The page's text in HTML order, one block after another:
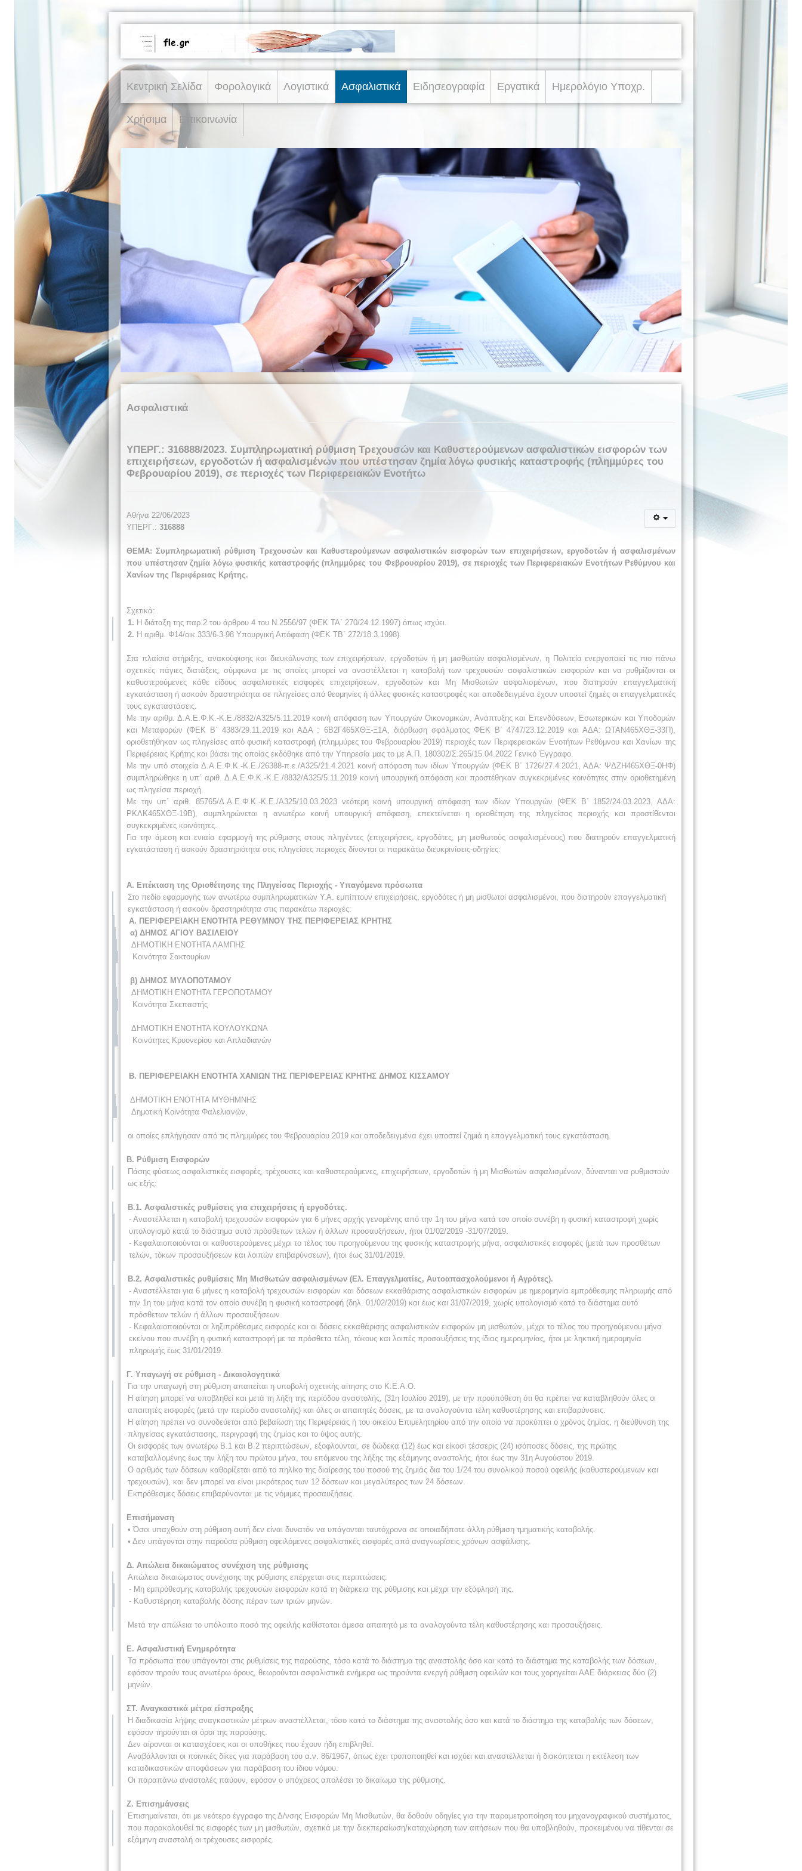
Κεντρική Σελίδα Φορολογικά Λογιστικά Ασφαλιστικά Ειδησεογραφία Εργατικά Ημερολόγιο Υποχρ.
Χρήσιμα Επικοινωνία
Ασφαλιστικά
ΥΠΕΡΓ.: 316888/2023. Συμπληρωματική ρύθμιση Τρεχουσών και Καθυστερούμενων ασφαλιστικών εισφορών των
επιχειρήσεων, εργοδοτών ή ασφαλισμένων που υπέστησαν ζημία λόγω φυσικής καταστροφής (πλημμύρες του
Φεβρουαρίου 2019), σε περιοχές των Περιφερειακών Ενοτήτω
Αθήνα 22/06/2023
ΥΠΕΡΓ .: 316888
ΘΕΜΑ: Συμπληρωματική ρύθμιση Τρεχουσών και Καθυστερούμενων ασφαλιστικών εισφορών των επιχειρήσεων, εργοδοτών ή ασφαλισμένων
που υπέστησαν ζημία λόγω φυσικής καταστροφής (πλημμύρες του Φεβρουαρίου 2019), σε περιοχές των Περιφερειακών Ενοτήτων Ρεθύμνου και
Χανίων της Περιφέρειας Κρήτης.
Σχετικά:
1. Η διάταξη της παρ.2 του άρθρου 4 του Ν.2556/97 (ΦΕΚ ΤΑ΄ 270/24.12.1997) όπως ισχύει.
2. Η αριθμ. Φ14/οικ.333/6-3-98 Υπουργική Απόφαση (ΦΕΚ ΤΒ΄ 272/18.3.1998).
Στα πλαίσια στήριξης, ανακούφισης και διευκόλυνσης των επιχειρήσεων, εργοδοτών ή μη μισθωτών ασφαλισμένων, η Πολιτεία ενεργοποιεί τις πιο πάνω
σχετικές πάγιες διατάξεις, σύμφωνα με τις οποίες μπορεί να αναστέλλεται η καταβολή των τρεχουσών ασφαλιστικών εισφορών και να ρυθμίζονται οι
καθυστερούμενες κάθε είδους ασφαλιστικές εισφορές επιχειρήσεων, εργοδοτών και Μη Μισθωτών ασφαλισμένων, που διατηρούν επαγγελματική
εγκατάσταση ή ασκούν δραστηριότητα σε πληγείσες από θεομηνίες ή άλλες φυσικές καταστροφές και αποδεδειγμένα έχουν υποστεί ζημιές οι επαγγελματικές
τους εγκαταστάσεις.
Με την αριθμ. Δ.Α.Ε.Φ.Κ.-Κ.Ε./8832/Α325/5.11.2019 κοινή απόφαση των Υπουργών Οικονομικών, Ανάπτυξης και Επενδύσεων, Εσωτερικών και Υποδομών
και Μεταφορών (ΦΕΚ Β΄ 4383/29.11.2019 και ΑΔΑ : 6Β2Γ465ΧΘΞ-Ξ1Α, διόρθωση σφάλματος ΦΕΚ Β΄ 4747/23.12.2019 και ΑΔΑ: ΩΤΑΝ465ΧΘΞ-33Π),
οριοθετήθηκαν ως πληγείσες από φυσική καταστροφή (πλημμύρες του Φεβρουαρίου 2019) περιοχές των Περιφερειακών Ενοτήτων Ρεθύμνου και Χανίων της
Περιφέρειας Κρήτης και βάσει της οποίας εκδόθηκε από την Υπηρεσία μας το με Α.Π. 180302/Σ.265/15.04.2022 Γενικό Έγγραφο.
Με την υπό στοιχεία Δ.Α.Ε.Φ.Κ.-Κ.Ε./26388-π.ε./Α325/21.4.2021 κοινή απόφαση των ιδίων Υπουργών (ΦΕΚ Β΄ 1726/27.4.2021, ΑΔΑ: ΨΔΖΗ465ΧΘΞ-0ΗΦ)
συμπληρώθηκε η υπ΄ αριθ. Δ.Α.Ε.Φ.Κ.-Κ.Ε./8832/Α325/5.11.2019 κοινή υπουργική απόφαση και προστέθηκαν συγκεκριμένες κοινότητες στην οριοθετημένη
ως πληγείσα περιοχή.
Με την υπ΄ αριθ. 85765/Δ.Α.Ε.Φ.Κ.-Κ.Ε./Α325/10.03.2023 νεότερη κοινή υπουργική απόφαση των ιδίων Υπουργών (ΦΕΚ B΄ 1852/24.03.2023, ΑΔΑ:
ΡΚΛΚ465ΧΘΞ-19Β), συμπληρώνεται η ανωτέρω κοινή υπουργική απόφαση, επεκτείνεται η οριοθέτηση της πληγείσας περιοχής και προστίθενται
συγκεκριμένες κοινότητες.
Για την άμεση και ενιαία εφαρμογή της ρύθμισης στους πληγέντες (επιχειρήσεις, εργοδότες, μη μισθωτούς ασφαλισμένους) που διατηρούν επαγγελματική
εγκατάσταση ή ασκούν δραστηριότητα στις πληγείσες περιοχές δίνονται οι παρακάτω διευκρινίσεις-οδηγίες:
Α. Επέκταση της Οριοθέτησης της Πληγείσας Περιοχής - Υπαγόμενα πρόσωπα
Στο πεδίο εφαρμογής των ανωτέρω συμπληρωματικών Υ.Α. εμπίπτουν επιχειρήσεις, εργοδότες ή μη μισθωτοί ασφαλισμένοι, που διατηρούν επαγγελματική
εγκατάσταση ή ασκούν δραστηριότητα στις παρακάτω περιοχές:
Α. ΠΕΡΙΦΕΡΕΙΑΚΗ ΕΝΟΤΗΤΑ ΡΕΘΥΜΝΟΥ ΤΗΣ ΠΕΡΙΦΕΡΕΙΑΣ ΚΡΗΤΗΣ
α) ΔΗΜΟΣ ΑΓΙΟΥ ΒΑΣΙΛΕΙΟΥ
ΔΗΜΟΤΙΚΗ ΕΝΟΤΗΤΑ ΛΑΜΠΗΣ
Κοινότητα Σακτουρίων
β) ΔΗΜΟΣ ΜΥΛΟΠΟΤΑΜΟΥ
ΔΗΜΟΤΙΚΗ ΕΝΟΤΗΤΑ ΓΕΡΟΠΟΤΑΜΟΥ
Κοινότητα Σκεπαστής
ΔΗΜΟΤΙΚΗ ΕΝΟΤΗΤΑ ΚΟΥΛΟΥΚΩΝΑ
Κοινότητες Κρυονερίου και Απλαδιανών
Β. ΠΕΡΙΦΕΡΕΙΑΚΗ ΕΝΟΤΗΤΑ ΧΑΝΙΩΝ ΤΗΣ ΠΕΡΙΦΕΡΕΙΑΣ ΚΡΗΤΗΣ ΔΗΜΟΣ ΚΙΣΣΑΜΟΥ
ΔΗΜΟΤΙΚΗ ΕΝΟΤΗΤΑ ΜΥΘΗΜΝΗΣ
Δημοτική Κοινότητα Φαλελιανών,
οι οποίες επλήγησαν από τις πλημμύρες του Φεβρουαρίου 2019 και αποδεδειγμένα έχει υποστεί ζημιά η επαγγελματική τους εγκατάσταση.
Β. Ρύθμιση Εισφορών
Πάσης φύσεως ασφαλιστικές εισφορές, τρέχουσες και καθυστερούμενες, επιχειρήσεων, εργοδοτών ή μη Μισθωτών ασφαλισμένων, δύνανται να ρυθμιστούν
ως εξής:
Β.1. Ασφαλιστικές ρυθμίσεις για επιχειρήσεις ή εργοδότες.
- Αναστέλλεται η καταβολή τρεχουσών εισφορών για 6 μήνες αρχής γενομένης από την 1η του μήνα κατά τον οποίο συνέβη η φυσική καταστροφή χωρίς
υπολογισμό κατά το διάστημα αυτό πρόσθετων τελών ή άλλων προσαυξήσεων, ήτοι 01/02/2019 -31/07/2019.
- Κεφαλαιοποιούνται οι καθυστερούμενες μέχρι το τέλος του προηγούμενου της φυσικής καταστροφής μήνα, ασφαλιστικές εισφορές (μετά των προσθέτων
τελών, τόκων προσαυξήσεων και λοιπών επιβαρύνσεων), ήτοι έως 31/01/2019.
Β.2. Ασφαλιστικές ρυθμίσεις Μη Μισθωτών ασφαλισμένων (Ελ. Επαγγελματίες, Αυτοαπασχολούμενοι ή Αγρότες).
- Αναστέλλεται για 6 μήνες η καταβολή τρεχουσών εισφορών και δόσεων εκκαθάρισης ασφαλιστικών εισφορών με ημερομηνία εμπρόθεσμης πληρωμής από
την 1η του μήνα κατά τον οποίο συνέβη η φυσική καταστροφή (δηλ. 01/02/2019) και έως και 31/07/2019, χωρίς υπολογισμό κατά το διάστημα αυτό
πρόσθετων τελών ή άλλων προσαυξήσεων.
- Κεφαλαιοποιούνται οι ληξιπρόθεσμες εισφορές και οι δόσεις εκκαθάρισης ασφαλιστικών εισφορών μη μισθωτών, μέχρι το τέλος του προηγούμενου μήνα
εκείνου που συνέβη η φυσική καταστροφή με τα πρόσθετα τέλη, τόκους και λοιπές προσαυξήσεις της ίδιας ημερομηνίας, ήτοι με ληκτική ημερομηνία
πληρωμής έως 31/01/2019.
Γ. Υπαγωγή σε ρύθμιση - Δικαιολογητικά
Για την υπαγωγή στη ρύθμιση απαιτείται η υποβολή σχετικής αίτησης στο Κ.Ε.Α.Ο.
Η αίτηση μπορεί να υποβληθεί και μετά τη λήξη της περιόδου αναστολής, (31η Ιουλίου 2019), με την προϋπόθεση ότι θα πρέπει να καταβληθούν όλες οι
απαιτητές εισφορές (μετά την περίοδο αναστολής) και όλες οι απαιτητές δόσεις, με τα αναλογούντα τέλη καθυστέρησης και επιβαρύνσεις.
Η αίτηση πρέπει να συνοδεύεται από βεβαίωση της Περιφέρειας ή του οικείου Επιμελητηρίου από την οποία να προκύπτει ο χρόνος ζημίας, η διεύθυνση της
πληγείσας εγκατάστασης, περιγραφή της ζημίας και το ύψος αυτής.
Οι εισφορές των ανωτέρω Β.1 και Β.2 περιπτώσεων, εξοφλούνται, σε δώδεκα (12) έως και είκοσι τέσσερις (24) ισόποσες δόσεις, της πρώτης
καταβαλλομένης έως την λήξη του πρώτου μήνα, του επόμενου της λήξης της εξάμηνης αναστολής, ήτοι έως την 31η Αυγούστου 2019.
Ο αριθμός των δόσεων καθορίζεται από το πηλίκο της διαίρεσης του ποσού της ζημιάς δια του 1/24 του συνολικού ποσού οφειλής (καθυστερούμενων και
τρεχουσών), και δεν μπορεί να είναι μικρότερος των 12 δόσεων και μεγαλύτερος των 24 δόσεων.
Εκπρόθεσμες δόσεις επιβαρύνονται με τις νόμιμες προσαυξήσεις.
Επισήμανση
• Όσοι υπαχθούν στη ρύθμιση αυτή δεν είναι δυνατόν να υπάγονται ταυτόχρονα σε οποιαδήποτε άλλη ρύθμιση τμηματικής καταβολής.
• Δεν υπάγονται στην παρούσα ρύθμιση οφειλόμενες ασφαλιστικές εισφορές από αναγνωρίσεις χρόνων ασφάλισης.
Δ. Απώλεια δικαιώματος συνέχιση της ρύθμισης
Απώλεια δικαιώματος συνέχισης της ρύθμισης επέρχεται στις περιπτώσεις:
- Μη εμπρόθεσμης καταβολής τρεχουσών εισφορών κατά τη διάρκεια της ρύθμισης και μέχρι την εξόφλησή της.
- Καθυστέρηση καταβολής δόσης πέραν των τριών μηνών.
Μετά την απώλεια το υπόλοιπο ποσό της οφειλής καθίσταται άμεσα απαιτητό με τα αναλογούντα τέλη καθυστέρησης και προσαυξήσεις.
Ε. Ασφαλιστική Ενημερότητα
Τα πρόσωπα που υπάγονται στις ρυθμίσεις της παρούσης, τόσο κατά το διάστημα της αναστολής όσο και κατά το διάστημα της καταβολής των δόσεων,
εφόσον τηρούν τους ανωτέρω όρους, θεωρούνται ασφαλιστικά ενήμερα ως τηρούντα ενεργή ρύθμιση οφειλών και τους χορηγείται ΑΑΕ διάρκειας δύο (2)
μηνών.
ΣΤ. Αναγκαστικά μέτρα είσπραξης
Η διαδικασία λήψης αναγκαστικών μέτρων αναστέλλεται, τόσο κατά το διάστημα της αναστολής όσο και κατά το διάστημα της καταβολής των δόσεων,
εφόσον τηρούνται οι όροι της παρούσης.
Δεν αίρονται οι κατασχέσεις και οι υποθήκες που έχουν ήδη επιβληθεί.
Αναβάλλονται οι ποινικές δίκες για παράβαση του α.ν. 86/1967, όπως έχει τροποποιηθεί και ισχύει και αναστέλλεται ή διακόπτεται η εκτέλεση των
καταδικαστικών αποφάσεων για παράβαση του ίδιου νόμου.
Οι παραπάνω αναστολές παύουν, εφόσον ο υπόχρεος απολέσει το δικαίωμα της ρύθμισης.
Ζ. Επισημάνσεις
Επισημαίνεται, ότι με νεότερο έγγραφο της Δ/νσης Εισφορών Μη Μισθωτών, θα δοθούν οδηγίες για την παραμετροποίηση του μηχανογραφικού συστήματος,
που παρακολουθεί τις εισφορές των μη μισθωτών, σχετικά με την διεκπεραίωση/καταχώρηση των αιτήσεων που θα υποβληθούν, προκειμένου να τίθενται σε
εξάμηνη αναστολή οι τρέχουσες εισφορές.